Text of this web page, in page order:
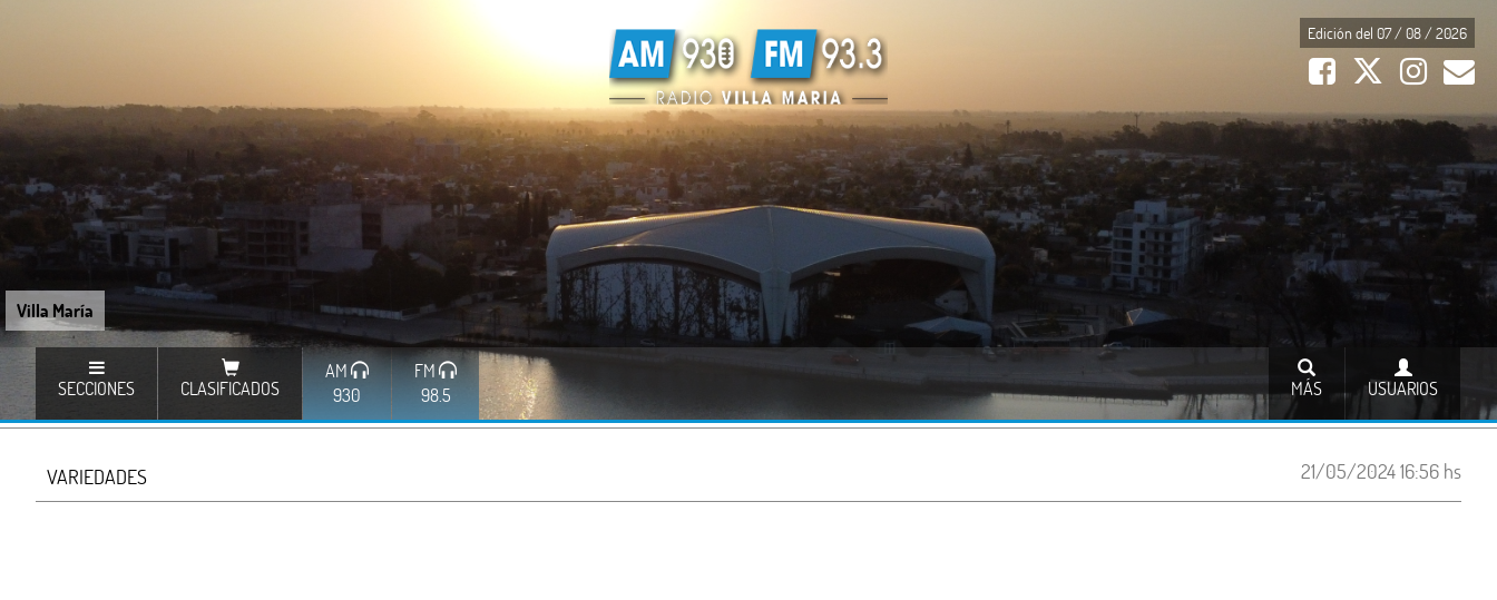
Villa María
Edición del 07 / 08 / 2026
SECCIONES CLASIFICADOS
AM
930
FM
98.5
USUARIOS
MÁS
21/05/2024 16:56 hs
VARIEDADES